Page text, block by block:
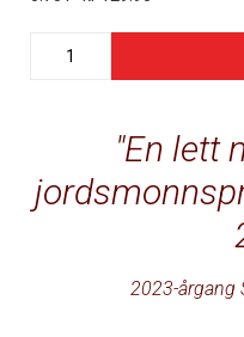
En lett
2023-årgang